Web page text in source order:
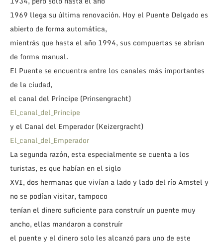
1969 llega su última renovación. Hoy el Puente Delgado es
abierto de forma automática,
mientrás que hasta el año 1994, sus compuertas se abrían
de forma manual.
El Puente se encuentra entre los canales más importantes
de la ciudad,
el canal del Príncipe (Prinsengracht)
El_canal_del_Principe
y el Canal del Emperador (Keizergracht)
El_canal_del_Emperador
La segunda razón, esta especialmente se cuenta a los
turistas, es que habían en el siglo
XVI, dos hermanas que vivían a lado y lado del río Amstel y
no se podían visitar, tampoco
tenían el dinero suficiente para construír un puente muy
ancho, ellas mandaron a construír
el puente y el dinero solo les alcanzó para uno de este